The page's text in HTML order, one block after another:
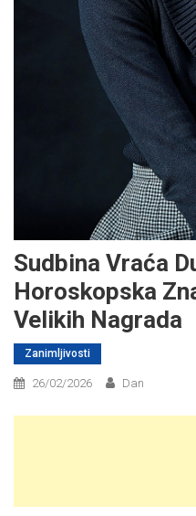
Sudbina Vraća
Horoskopska
Velikih Nagrada
Zanimljivosti
26/02/2026 Dan